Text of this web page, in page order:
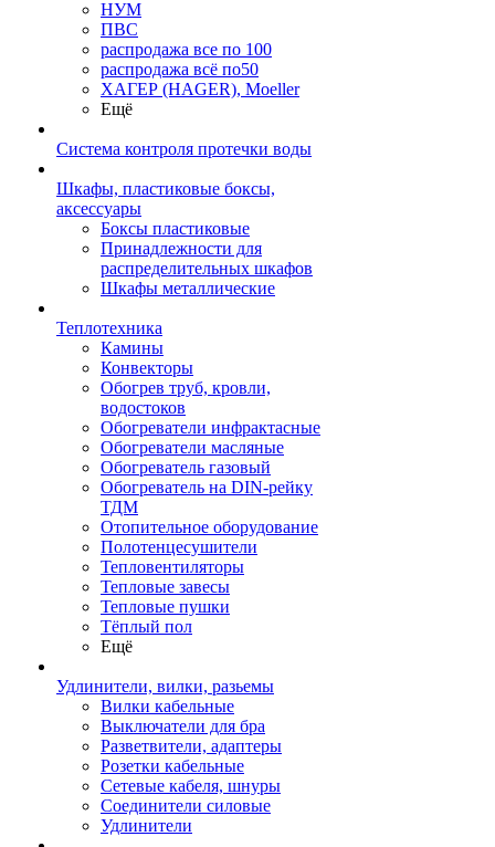
НУМ
ПВС
распродажа все по 100
распродажа всё по50
ХАГЕР (HAGER), Moeller
Ещё
Система контроля протечки воды
Шкафы, пластиковые боксы,
аксессуары
Боксы пластиковые
Принадлежности для
распределительных шкафов
Шкафы металлические
Теплотехника
Камины
Конвекторы
Обогрев труб, кровли,
водостоков
Обогреватели инфрактасные
Обогреватели масляные
Обогреватель газовый
Обогреватель на DIN-рейку
ТДМ
Отопительное оборудование
Полотенцесушители
Тепловентиляторы
Тепловые завесы
Тепловые пушки
Тёплый пол
Ещё
Удлинители, вилки, разьемы
Вилки кабельные
Выключатели для бра
Разветвители, адаптеры
Розетки кабельные
Сетевые кабеля, шнуры
Соединители силовые
Удлинители